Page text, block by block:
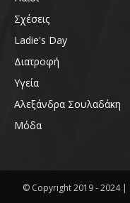
Σχέσεις
Ladie's Day
Διατροφή
Υγεία
Αλεξάνδρα Σουλαδάκη
Μόδα
© Copyright 2019 - 2024